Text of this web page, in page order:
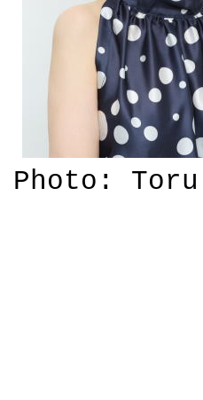
Photo: Toru